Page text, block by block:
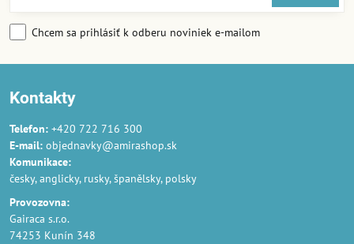
Chcem sa prihlásiť k odberu noviniek e-mailom
Kontakty
Telefon: +420 722 716 300
E-mail: objednavky@amirashop.sk
Komunikace:
česky, anglicky, rusky, španělsky, polsky
Provozovna:
Gairaca s.r.o.
74253 Kunín 348